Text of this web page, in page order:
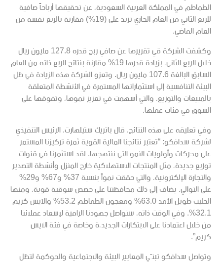
الطماطم في المملكة العربية السعودية، عن تحقيقها أرباحاً صافية
للربع الثاني من العام الجاري تزيد على (19%) مقارنة بالربع نفسه من
العام الماضي.
وكشفت الشركة قي تقريرها عن صافي ربح قدره 127.8 مليون ريال
خلال الربع الثاني، بزيادة قدرها 19% مقارنة بنتائج الربع ذاته من العام
السابق البالغة 107.6 مليون ريال. وتعزو الشركة هذه الزيادة في ظل
البيئة التنافسية إلى استثماراتها المستمرة في الأنشطة المتعلقة
بالمبيعات والتوزيع، والتي أسهمت في تعزيز نموها، وتفوقها على
السوق في فئات عملها.
وفي تعليقه على هذه النتائج، قال باتريك ستيلهارت، الرئيس التنفيذي
لشركة سدافكو: “تعتبر نتائجنا المالية القوية ثمرة تركيزنا المستمر
على محركات وأولويات النمو التي ننتهجها. لقد استثمرنا في قنوات
توزيع جديدة، مثل المنتجات الاستهلاكية خارج المنزل وأنشطة التصدير
والتجارة الإلكترونية، والتي حققت نمواً بنسبة 37% و67% و29%
على التوالي. يضاف إلى ذلك محافظتنا على حصص سوقية قوية، ومنها
الحليب طويل الأمد 63.0% ومعجون الطماطم 53.2% والآيس كريم
32.1%. وفي الوقت ذاته، سنواصل جهودنا الرامية لإسعاد عملائنا
من خلال اعتمادنا على الابتكارات الجديد،ة وخاصة في فئة الآيس
كريم”.
وتواصل سدافكو تبنّي المعايير البيئة والاجتماعية والحوكمة لتظل